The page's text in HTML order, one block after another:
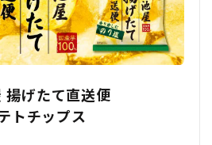
揚げたて直送便
トチップス